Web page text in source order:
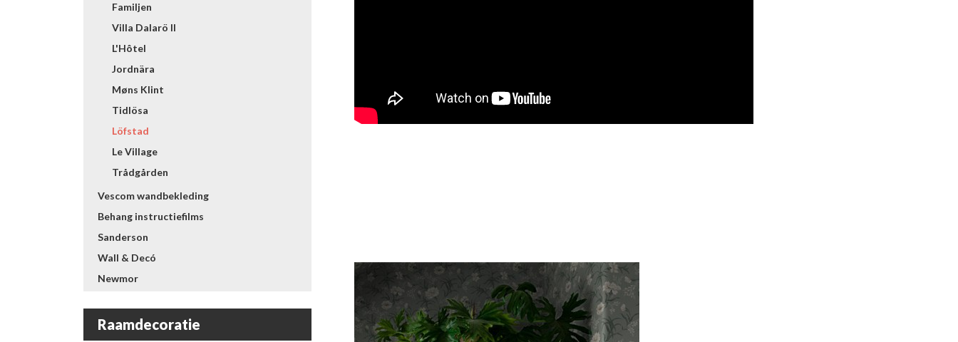
Familjen
Villa Dalarö II
L'Hôtel
Jordnära
Møns Klint
Tidlösa
Löfstad
Le Village
Trådgården
Vescom wandbekleding
Behang instructiefilms
Sanderson
Wall & Decó
Newmor
Raamdecoratie